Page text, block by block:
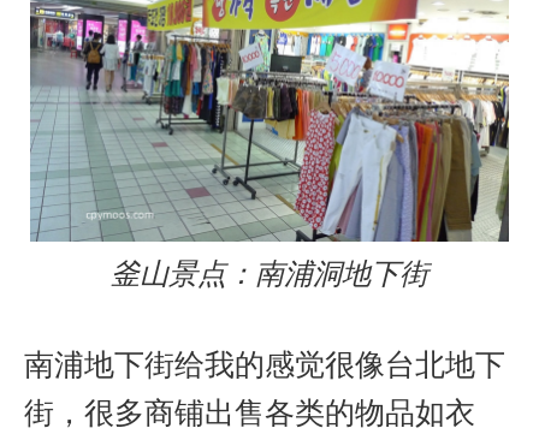
釜山景点：南浦洞地下街
南浦地下街给我的感觉很像台北地下
街，很多商铺出售各类的物品如衣